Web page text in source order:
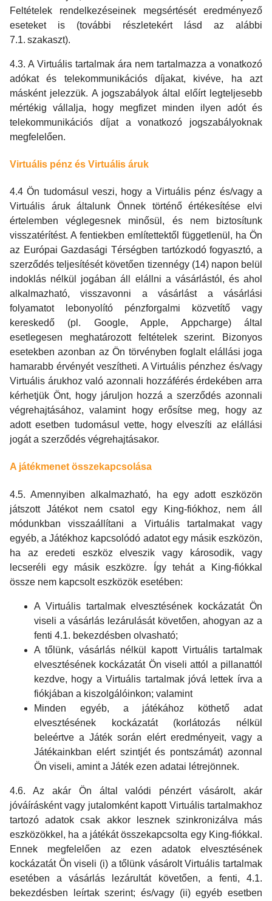
Feltételek rendelkezéseinek megsértését eredményező
eseteket is (további részletekért lásd az alábbi
7.1. szakaszt).
4.3. A Virtuális tartalmak ára nem tartalmazza a vonatkozó
adókat és telekommunikációs díjakat, kivéve, ha azt
másként jelezzük. A jogszabályok által előírt legteljesebb
mértékig vállalja, hogy megfizet minden ilyen adót és
telekommunikációs díjat a vonatkozó jogszabályoknak
megfelelően.
Virtuális pénz és Virtuális áruk
4.4 Ön tudomásul veszi, hogy a Virtuális pénz és/vagy a
Virtuális áruk általunk Önnek történő értékesítése elvi
értelemben véglegesnek minősül, és nem biztosítunk
visszatérítést. A fentiekben említettektől függetlenül, ha Ön
az Európai Gazdasági Térségben tartózkodó fogyasztó, a
szerződés teljesítését követően tizennégy (14) napon belül
indoklás nélkül jogában áll elállni a vásárlástól, és ahol
alkalmazható, visszavonni a vásárlást a vásárlási
folyamatot lebonyolító pénzforgalmi közvetítő vagy
kereskedő (pl. Google, Apple, Appcharge) által
esetlegesen meghatározott feltételek szerint. Bizonyos
esetekben azonban az Ön törvényben foglalt elállási joga
hamarabb érvényét veszítheti. A Virtuális pénzhez és/vagy
Virtuális árukhoz való azonnali hozzáférés érdekében arra
kérhetjük Önt, hogy járuljon hozzá a szerződés azonnali
végrehajtásához, valamint hogy erősítse meg, hogy az
adott esetben tudomásul vette, hogy elveszíti az elállási
jogát a szerződés végrehajtásakor.
A játékmenet összekapcsolása
4.5. Amennyiben alkalmazható, ha egy adott eszközön
játszott Játékot nem csatol egy King-fiókhoz, nem áll
módunkban visszaállítani a Virtuális tartalmakat vagy
egyéb, a Játékhoz kapcsolódó adatot egy másik eszközön,
ha az eredeti eszköz elveszik vagy károsodik, vagy
lecseréli egy másik eszközre. Így tehát a King-fiókkal
össze nem kapcsolt eszközök esetében:
A Virtuális tartalmak elvesztésének kockázatát Ön
viseli a vásárlás lezárulását követően, ahogyan az a
fenti 4.1. bekezdésben olvasható;
A tőlünk, vásárlás nélkül kapott Virtuális tartalmak
elvesztésének kockázatát Ön viseli attól a pillanattól
kezdve, hogy a Virtuális tartalmak jóvá lettek írva a
fiókjában a kiszolgálóinkon; valamint
Minden egyéb, a játékához köthető adat
elvesztésének kockázatát (korlátozás nélkül
beleértve a Játék során elért eredményeit, vagy a
Játékainkban elért szintjét és pontszámát) azonnal
Ön viseli, amint a Játék ezen adatai létrejönnek.
4.6. Az akár Ön által valódi pénzért vásárolt, akár
jóváírásként vagy jutalomként kapott Virtuális tartalmakhoz
tartozó adatok csak akkor lesznek szinkronizálva más
eszközökkel, ha a játékát összekapcsolta egy King-fiókkal.
Ennek megfelelően az ezen adatok elvesztésének
kockázatát Ön viseli (i) a tőlünk vásárolt Virtuális tartalmak
esetében a vásárlás lezárultát követően, a fenti, 4.1.
bekezdésben leírtak szerint; és/vagy (ii) egyéb esetben